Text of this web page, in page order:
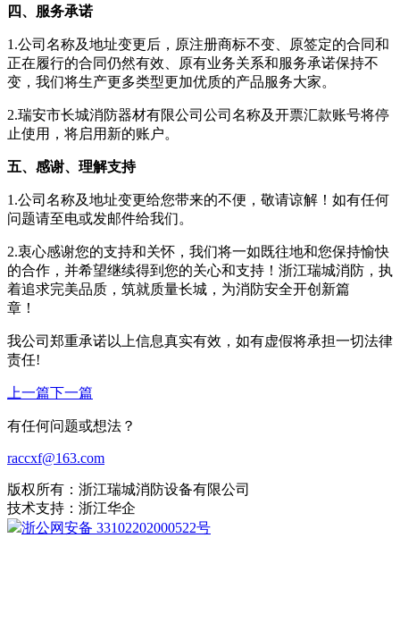
四、服务承诺
1.公司名称及地址变更后，原注册商标不变、原签定的合同和
正在履行的合同仍然有效、原有业务关系和服务承诺保持不
变，我们将生产更多类型更加优质的产品服务大家。
2.瑞安市长城消防器材有限公司公司名称及开票汇款账号将停
止使用，将启用新的账户。
五、感谢、理解支持
1.公司名称及地址变更给您带来的不便，敬请谅解！如有任何
问题请至电或发邮件给我们。
2.衷心感谢您的支持和关怀，我们将一如既往地和您保持愉快
的合作，并希望继续得到您的关心和支持！浙江瑞城消防，执
着追求完美品质，筑就质量长城，为消防安全开创新篇
章
我公司郑重承诺以上信息真实有效，如有虚假将承担一切法律
责任!
上一篇下一篇
有任何问题或想法？
raccxf@163.com
版权所有：浙江瑞城消防设备有限公司
技术支持：浙江华企
浙公网安备 33102202000522号